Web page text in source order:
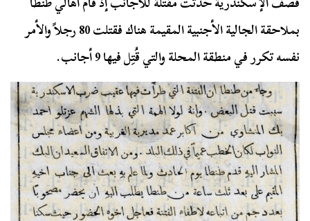
بملاحقة الجالية الأجنبية المقيمة هناك فقتلت 80 رجلاً والأمر
نفسه تكرر في منطقة المحلة والتي قُتِل فيها 9 أجانب.